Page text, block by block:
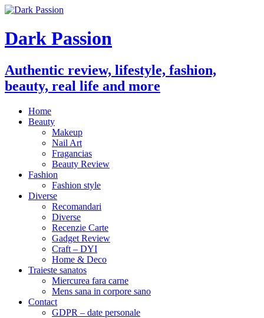
Dark Passion
Authentic review, lifestyle, fashion,
beauty, real life and more
Home
Beauty
Makeup
Nail Art
Fragancias
Beauty Review
Fashion
Fashion style
Diverse
Recomandari
Diverse
Recenzie Carte
Gadget Review
Craft – DYI
Home & Deco
Traieste sanatos
Miercurea fara carne
Mens sana in corpore sano
Contact
GDPR – date personale